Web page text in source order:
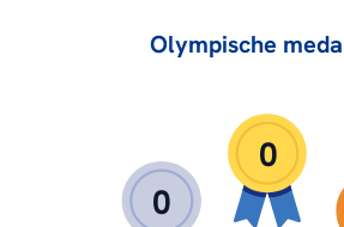
Olympische
0
0